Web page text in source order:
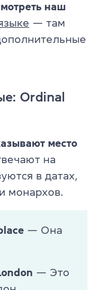
наш
— там
Ordinal
место
на
в датах,
монархов.
— Она
— Это